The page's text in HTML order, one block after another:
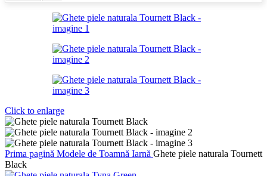
Click to enlarge
Prima pagină Modele de Toamnă Iarnă Ghete piele naturala Tournett
Black